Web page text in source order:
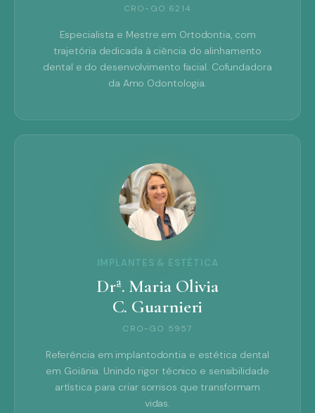
CRO-GO 6214
Especialista e Mestre em Ortodontia, com
trajetória dedicada à ciência do alinhamento
dental e do desenvolvimento facial. Cofundadora
da Amo Odontologia.
IMPLANTES & ESTÉTICA
Drª. Maria Olivia
C. Guarnieri
CRO-GO 5957
Referência em implantodontia e estética dental
em Goiânia. Unindo rigor técnico e sensibilidade
artística para criar sorrisos que transformam
vidas.